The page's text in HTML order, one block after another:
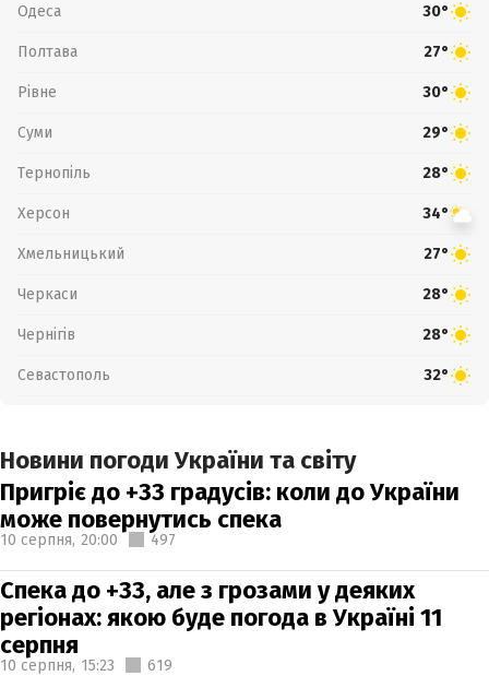
Одеса 30°
Полтава 27°
Рівне 30°
Суми 29°
Тернопіль 28°
Херсон 34°
Хмельницький 27°
Черкаси 28°
Чернігів 28°
Севастополь 32°
Новини погоди України та світу
Пригріє до +33 градусів: коли до України
може повернутись спека
10 серпня, 20:00 497
Спека до +33, але з грозами у деяких
регіонах: якою буде погода в Україні 11
серпня
10 серпня, 15:23 619